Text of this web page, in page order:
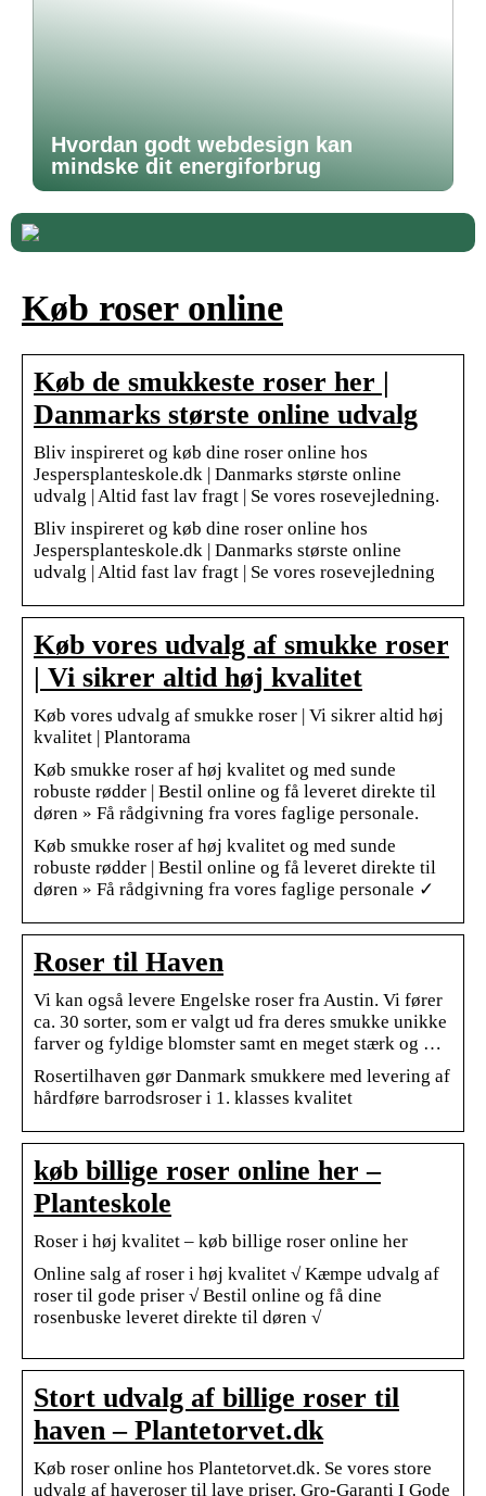
Hvordan godt webdesign kan
mindske dit energiforbrug
Køb roser online
Køb de smukkeste roser her |
Danmarks største online udvalg
Bliv inspireret og køb dine roser online hos
Jespersplanteskole.dk | Danmarks største online
udvalg | Altid fast lav fragt | Se vores rosevejledning.
Bliv inspireret og køb dine roser online hos
Jespersplanteskole.dk | Danmarks største online
udvalg | Altid fast lav fragt | Se vores rosevejledning
Køb vores udvalg af smukke roser
| Vi sikrer altid høj kvalitet
Køb vores udvalg af smukke roser | Vi sikrer altid høj
kvalitet | Plantorama
Køb smukke roser af høj kvalitet og med sunde
robuste rødder | Bestil online og få leveret direkte til
døren » Få rådgivning fra vores faglige personale.
Køb smukke roser af høj kvalitet og med sunde
robuste rødder | Bestil online og få leveret direkte til
døren » Få rådgivning fra vores faglige personale ✓
Roser til Haven
Vi kan også levere Engelske roser fra Austin. Vi fører
ca. 30 sorter, som er valgt ud fra deres smukke unikke
farver og fyldige blomster samt en meget stærk og …
Rosertilhaven gør Danmark smukkere med levering af
hårdføre barrodsroser i 1. klasses kvalitet
køb billige roser online her –
Planteskole
Roser i høj kvalitet – køb billige roser online her
Online salg af roser i høj kvalitet √ Kæmpe udvalg af
roser til gode priser √ Bestil online og få dine
rosenbuske leveret direkte til døren √
Stort udvalg af billige roser til
haven – Plantetorvet.dk
Køb roser online hos Plantetorvet.dk. Se vores store
udvalg af haveroser til lave priser. Gro-Garanti I Gode